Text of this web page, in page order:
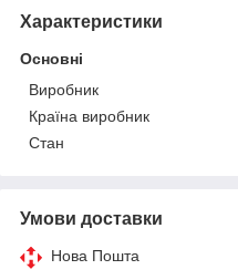
Характеристики
Основні
Виробник
Країна виробник
Стан
Умови доставки
Нова Пошта